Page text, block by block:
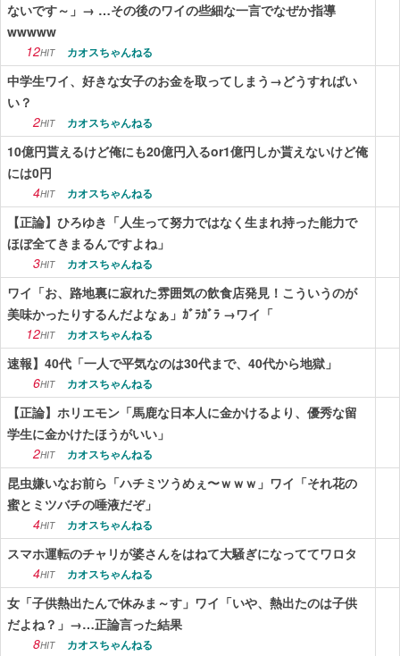
ないです～」→ …その後のワイの些細な一言でなぜか指導
wwwww
12HIT カオスちゃんねる
中学生ワイ、好きな女子のお金を取ってしまう→どうすればい
い？
2HIT カオスちゃんねる
10億円貰えるけど俺にも20億円入るor1億円しか貰えないけど俺
には0円
4HIT カオスちゃんねる
【正論】ひろゆき「人生って努力ではなく生まれ持った能力で
ほぼ全てきまるんですよね」
3HIT カオスちゃんねる
ワイ「お、路地裏に寂れた雰囲気の飲食店発見！こういうのが
美味かったりするんだよなぁ」ｶﾞﾗｶﾞﾗ →ワイ「
12HIT カオスちゃんねる
速報】40代「一人で平気なのは30代まで、40代から地獄」
6HIT カオスちゃんねる
【正論】ホリエモン「馬鹿な日本人に金かけるより、優秀な留
学生に金かけたほうがいい」
2HIT カオスちゃんねる
昆虫嫌いなお前ら「ハチミツうめぇ〜ｗｗｗ」ワイ「それ花の
蜜とミツバチの唾液だぞ」
4HIT カオスちゃんねる
スマホ運転のチャリが婆さんをはねて大騒ぎになっててワロタ
4HIT カオスちゃんねる
女「子供熱出たんで休みま～す」ワイ「いや、熱出たのは子供
だよね？」→…正論言った結果
8HIT カオスちゃんねる